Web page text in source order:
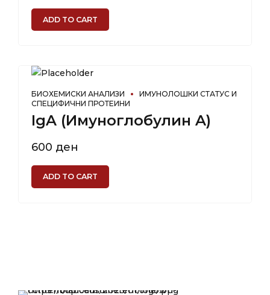
ADD TO CART
БИОХЕМИСКИ АНАЛИЗИ
ИМУНОЛОШКИ СТАТУС И
СПЕЦИФИЧНИ ПРОТЕИНИ
IgA (Имуноглобулин A)
600 ден
ADD TO CART